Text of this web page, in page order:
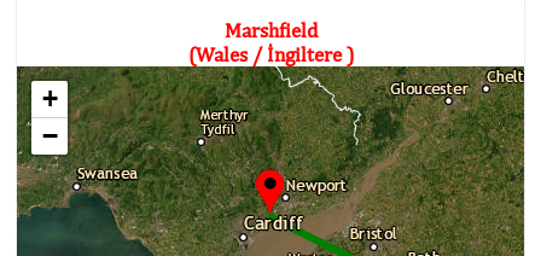
Marshfield
(Wales / İngiltere )
+
−